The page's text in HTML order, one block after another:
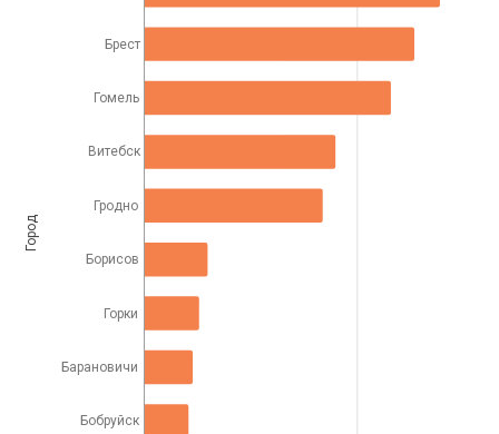
Брест
Гомель
Витебск
Гродно
Борисов
Горки
Барановичи
Бобруйск
Город